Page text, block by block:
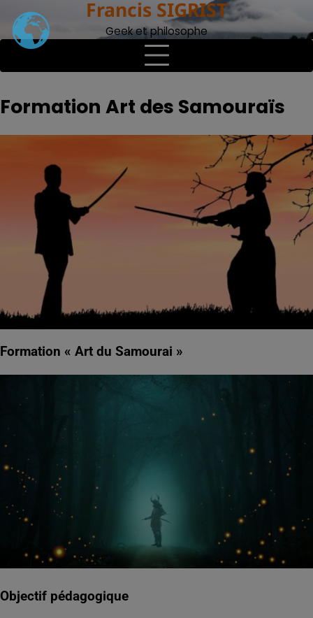
content
Francis SIGRIST
Geek et philosophe
Formation Art des Samouraïs
Formation « Art du Samourai »
Objectif pédagogique